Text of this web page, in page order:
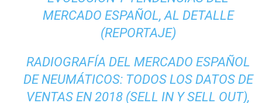
MERCADO ESPAÑOL, AL DETALLE
(REPORTAJE)
RADIOGRAFÍA DEL MERCADO ESPAÑOL
DE NEUMÁTICOS: TODOS LOS DATOS DE
VENTAS EN 2018 (SELL IN Y SELL OUT),